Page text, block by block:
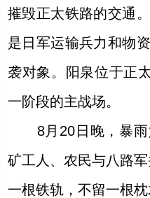
摧毁正太铁路的交通
是日军运输兵力和物
袭对象。阳泉位于正
一阶段的主战场。
8月20日晚，暴雨
矿工人、农民与八路
一根铁轨，不留一根